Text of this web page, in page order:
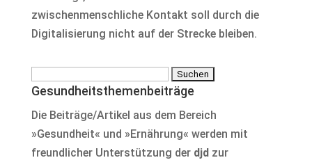
zwischenmenschliche Kontakt soll durch die
Digitalisierung nicht auf der Strecke bleiben.
nach:
Gesundheitsthemenbeiträge
Die Beiträge/Artikel aus dem Bereich
»Gesundheit« und »Ernährung« werden mit
freundlicher Unterstützung der djdzur